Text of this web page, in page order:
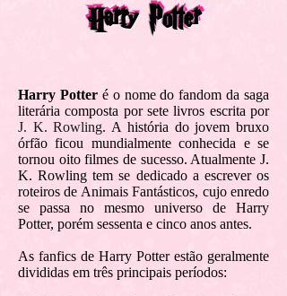
Harry Potter
Harry Potteré o nome do fandom da saga
literária composta por sete livros escrita por
J. K. Rowling. A história do jovem bruxo
órfão ficou mundialmente conhecida e se
tornou oito filmes de sucesso. Atualmente J.
K. Rowling tem se dedicado a escrever os
roteiros de Animais Fantásticos, cujo enredo
se passa no mesmo universo de Harry
Potter, porém sessenta e cinco anos antes.
As fanfics de Harry Potter estão geralmente
divididas em três principais períodos:
Harry Potter